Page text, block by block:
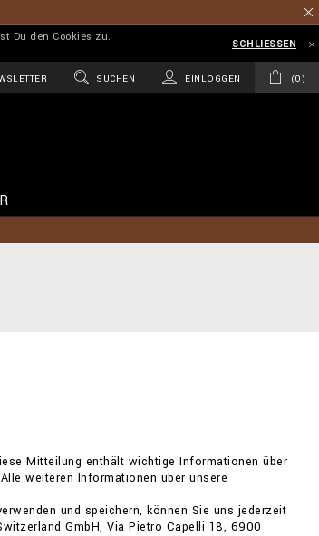
Du den Cookies zu.
SCHLIESSEN
SUCHEN EINLOGGEN 0
Mitteilung enthält wichtige Informationen über
weiteren Informationen über unsere
und speichern, können Sie uns jederzeit
GmbH, Via Pietro Capelli 18, 6900